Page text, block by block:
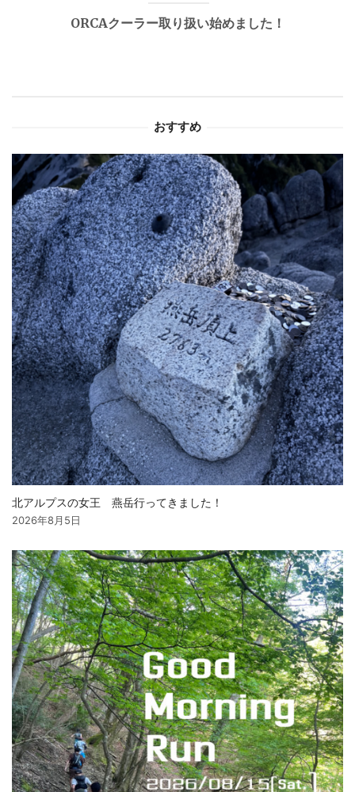
ン
ORCAクーラー取り扱い始めました！
おすすめ
北アルプスの女王 燕岳行ってきました！
2026年8月5日